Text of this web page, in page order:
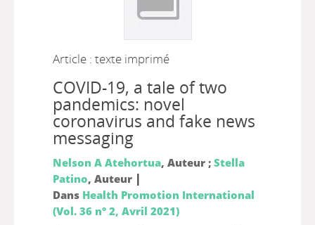
Article : texte imprimé
COVID-19, a tale of two
pandemics: novel
coronavirus and fake news
messaging
Nelson A Atehortua, Auteur ; Stella
Patino, Auteur |
Dans Health Promotion International
(Vol. 36 n° 2, Avril 2021)